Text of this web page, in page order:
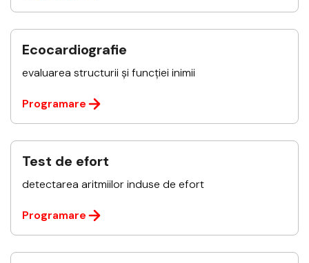
Ecocardiografie
evaluarea structurii și funcției inimii
Programare
Test de efort
detectarea aritmiilor induse de efort
Programare